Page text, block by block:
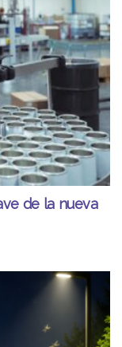
de la nueva